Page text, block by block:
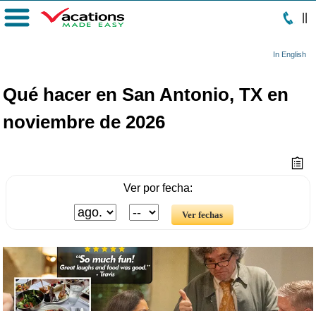
In English
Menú
Qué hacer en San Antonio, TX en
noviembre de 2026
Ver por fecha: